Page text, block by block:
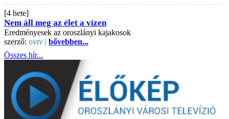
[4 hete]
Nem áll meg az élet a vízen
Eredményesek az oroszlányi kajakosok
szerző: ovtv | bővebben...
Összes hír...